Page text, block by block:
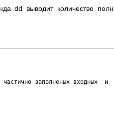
dd выводит количество
частично заполненых входных  и